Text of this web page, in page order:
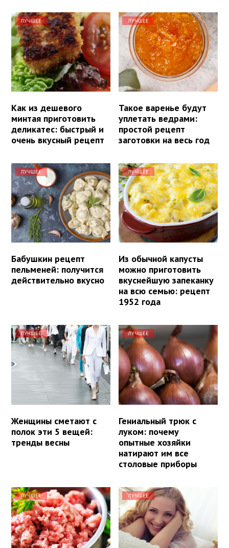
ЛУЧШЕЕ
Как из дешевого
минтая приготовить
деликатес: быстрый и
очень вкусный рецепт
ЛУЧШЕЕ
Такое варенье будут
уплетать ведрами:
простой рецепт
заготовки на весь год
ЛУЧШЕЕ
Бабушкин рецепт
пельменей: получится
действительно вкусно
ЛУЧШЕЕ
Из обычной капусты
можно приготовить
вкуснейшую запеканку
на всю семью: рецепт
1952 года
ЛУЧШЕЕ
Женщины сметают с
полок эти 5 вещей:
тренды весны
ЛУЧШЕЕ
Гениальный трюк с
луком: почему
опытные хозяйки
натирают им все
столовые приборы
ЛУЧШЕЕ ЛУЧШЕЕ